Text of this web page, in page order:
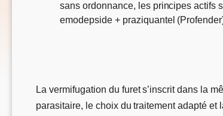
sans ordonnance, les principes actifs
emodepside + praziquantel
La vermifugation du furet s’inscrit dans la
parasitaire, le choix du traitement adapté